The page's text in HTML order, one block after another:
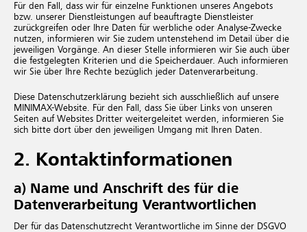
Für den Fall, dass wir für einzelne Funktionen unseres Angebots
bzw. unserer Dienstleistungen auf beauftragte Dienstleister
zurückgreifen oder Ihre Daten für werbliche oder Analyse-Zwecke
nutzen, informieren wir Sie zudem untenstehend im Detail über die
jeweiligen Vorgänge. An dieser Stelle informieren wir Sie auch über
die festgelegten Kriterien und die Speicherdauer. Auch informieren
wir Sie über Ihre Rechte bezüglich jeder Datenverarbeitung.
Diese Datenschutzerklärung bezieht sich ausschließlich auf unsere
MINIMAX-Website. Für den Fall, dass Sie über Links von unseren
Seiten auf Websites Dritter weitergeleitet werden, informieren Sie
sich bitte dort über den jeweiligen Umgang mit Ihren Daten.
2. Kontaktinformationen
a) Name und Anschrift des für die
Datenverarbeitung Verantwortlichen
Der für das Datenschutzrecht Verantwortliche im Sinne der DSGVO